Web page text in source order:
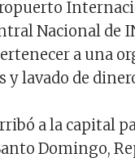
Nacional de
a una
y lavado de
a la capital
Domingo,